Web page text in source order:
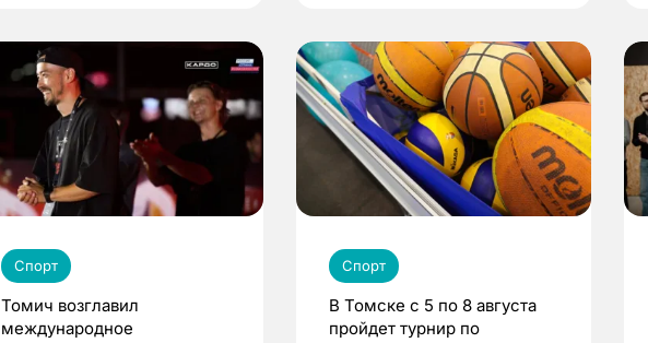
Спорт
Томич возглавил
международное
Спорт
В Томске с 5 по 8 августа
пройдет турнир по